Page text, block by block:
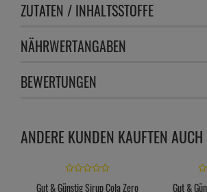
ZUTATEN / INHALTSSTOFFE
NÄHRWERTANGABEN
BEWERTUNGEN
ANDERE KUNDEN KAUFTEN AUCH
Gut & Günstig Sirup Cola Zero
Gut &